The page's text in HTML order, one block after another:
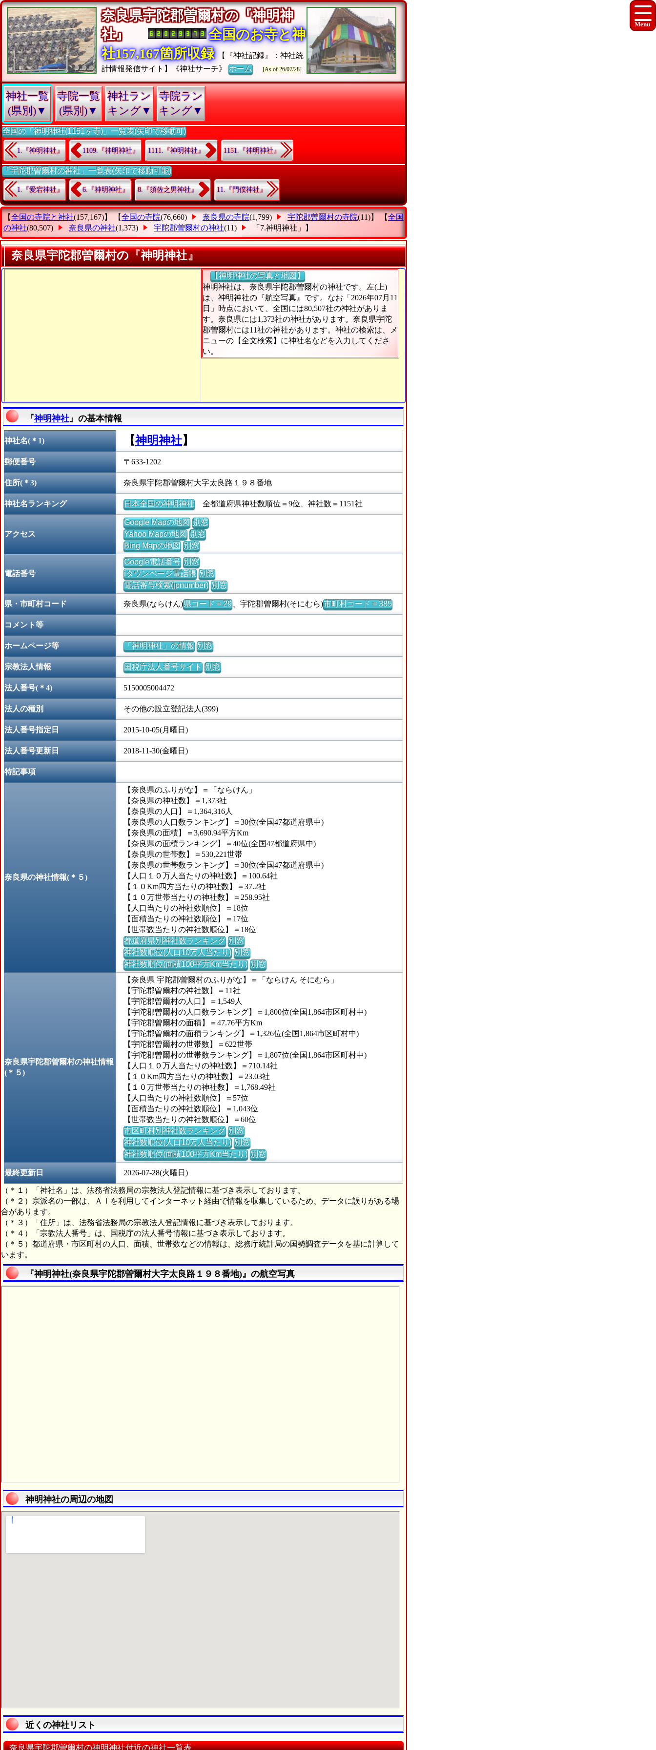
奈良県宇陀郡曽爾村の『神明神
社』
全国のお寺と神
社157,167箇所収録
【『神社記録』：神社統
計情報発信サイト】《神社サーチ》ホーム [As of 26/07/28]
神社一覧
(県別)▼
寺院一覧
(県別)▼
神社ラン
キング▼
寺院ラン
キング▼
全国の「神明神社(1151ヶ寺)」一覧表(矢印で移動可)
1.『神明神社』 1109.『神明神社』 1111.『神明神社』 1151.『神明神社』
「宇陀郡曽爾村の神社」一覧表(矢印で移動可能)
1.『愛宕神社』 6.『神明神社』 8.『須佐之男神社』 11.『門僕神社』
【全国の寺院と神社(157,167)】 【全国の寺院(76,660) 奈良県の寺院(1,799) 宇陀郡曽爾村の寺院(11)】 【全国
の神社(80,507) 奈良県の神社(1,373) 宇陀郡曽爾村の神社(11) 「7.神明神社」 】
奈良県宇陀郡曽爾村の『神明神社』
【神明神社の写真と地図】
神明神社は、奈良県宇陀郡曽爾村の神社です。左(上)
は、神明神社の『航空写真』です。なお「2026年07月11
日」時点において、全国には80,507社の神社がありま
す。奈良県には1,373社の神社があります。奈良県宇陀
郡曽爾村には11社の神社があります。神社の検索は、メ
ニューの【全文検索】に神社名などを入力してくださ
い。
『神明神社 』の基本情報
神社名(＊1) 【神明神社】
郵便番号 〒633-1202
住所(＊3) 奈良県宇陀郡曽爾村大字太良路１９８番地
神社名ランキング 日本全国の神明神社全都道府県神社数順位＝9位、神社数＝1151社
アクセス
Google Mapの地図 別窓
Yahoo Mapの地図 別窓
Bing Mapの地図 別窓
電話番号
Google電話番号 別窓
iタウンページ電話帳 別窓
電話番号検索(jpnumber) 別窓
県・市町村コード 奈良県(ならけん)県コード = 29、宇陀郡曽爾村(そにむら)市町村コード = 385
コメント等
ホームページ等 「神明神社」の情報 別窓
宗教法人情報 国税庁法人番号サイト 別窓
法人番号(＊4) 5150005004472
法人の種別 その他の設立登記法人(399)
法人番号指定日 2015-10-05(月曜日)
法人番号更新日 2018-11-30(金曜日)
特記事項
奈良県の神社情報(＊５)
【奈良県のふりがな】＝「ならけん」
【奈良県の神社数】＝1,373社
【奈良県の人口】＝1,364,316人
【奈良県の人口数ランキング】＝30位(全国47都道府県中)
【奈良県の面積】＝3,690.94平方Km
【奈良県の面積ランキング】＝40位(全国47都道府県中)
【奈良県の世帯数】＝530,221世帯
【奈良県の世帯数ランキング】＝30位(全国47都道府県中)
【人口１０万人当たりの神社数】＝100.64社
【１０Km四方当たりの神社数】＝37.2社
【１０万世帯当たりの神社数】＝258.95社
【人口当たりの神社数順位】＝18位
【面積当たりの神社数順位】＝17位
【世帯数当たりの神社数順位】＝18位
都道府県別神社数ランキング 別窓
神社数順位(人口10万人当たり) 別窓
神社数順位(面積100平方Km当たり) 別窓
奈良県宇陀郡曽爾村の神社情報
(＊５)
【奈良県 宇陀郡曽爾村のふりがな】＝「ならけん そにむら」
【宇陀郡曽爾村の神社数】＝11社
【宇陀郡曽爾村の人口】＝1,549人
【宇陀郡曽爾村の人口数ランキング】＝1,800位(全国1,864市区町村中)
【宇陀郡曽爾村の面積】＝47.76平方Km
【宇陀郡曽爾村の面積ランキング】＝1,326位(全国1,864市区町村中)
【宇陀郡曽爾村の世帯数】＝622世帯
【宇陀郡曽爾村の世帯数ランキング】＝1,807位(全国1,864市区町村中)
【人口１０万人当たりの神社数】＝710.14社
【１０Km四方当たりの神社数】＝23.03社
【１０万世帯当たりの神社数】＝1,768.49社
【人口当たりの神社数順位】＝57位
【面積当たりの神社数順位】＝1,043位
【世帯数当たりの神社数順位】＝60位
市区町村別神社数ランキング 別窓
神社数順位(人口10万人当たり) 別窓
神社数順位(面積100平方Km当たり) 別窓
最終更新日 2026-07-28(火曜日)
（＊１）「神社名」は、法務省法務局の宗教法人登記情報に基づき表示しております。
（＊２）宗派名の一部は、ＡＩを利用してインターネット経由で情報を収集しているため、データに誤りがある場
合があります。
（＊３）「住所」は、法務省法務局の宗教法人登記情報に基づき表示しております。
（＊４）「宗教法人番号」は、国税庁の法人番号情報に基づき表示しております。
（＊５）都道府県・市区町村の人口、面積、世帯数などの情報は、総務庁統計局の国勢調査データを基に計算して
います。
『神明神社(奈良県宇陀郡曽爾村大字太良路１９８番地)』の航空写真
神明神社の周辺の地図
近くの神社リスト
奈良県宇陀郡曽爾村の神明神社付近の神社一覧表